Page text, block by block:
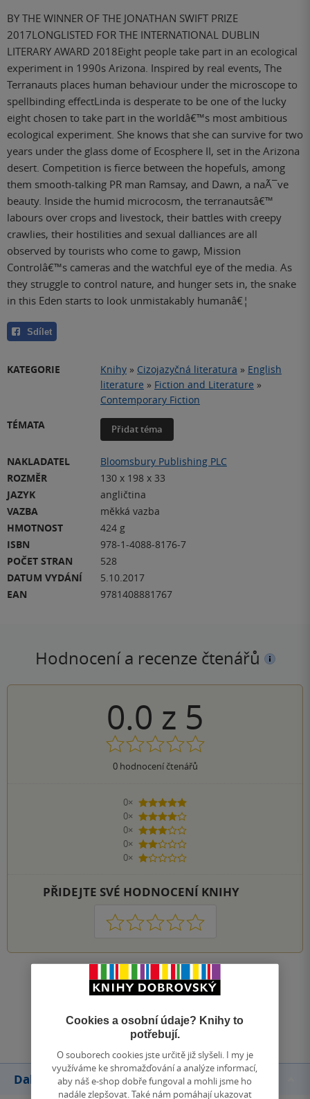
BY THE WINNER OF THE JONATHAN SWIFT PRIZE
2017LONGLISTED FOR THE INTERNATIONAL DUBLIN
LITERARY AWARD 2018Eight people take part in an ecological
experiment in 1990s Arizona. Inspired by real events, The
Terranauts places human behaviour under the microscope to
spellbinding effectLinda is desperate to be one of the lucky
eight chosen to take part in the worldâ€™s most ambitious
ecological experiment. She knows that she can survive for two
years under the glass dome of Ecosphere II, set in the Arizona
desert. Competition is fierce between the hopefuls, among
them smooth-talking PR man Ramsay, and Dawn, a naÃ¯ve
beauty. Inside the humid microcosm, the terranautsâ€™
labours over crops and livestock, their battles with creepy
crawlies, their hostilities and sexual dalliances are all
observed by tourists who come to gawp, Mission
Controlâ€™s cameras and the watchful eye of the media. As
they struggle to control nature, and hunger sets in, the snake
in this Eden starts to look unmistakably humanâ€¦
Sdílet
KATEGORIE Knihy » Cizojazyčná literatura » English
literature » Fiction and Literature »
Contemporary Fiction
TÉMATA
Přidat téma
NAKLADATEL
Bloomsbury Publishing PLC
ROZMĚR
130 x 198 x 33
JAZYK
angličtina
VAZBA
měkká vazba
HMOTNOST
424 g
ISBN
978-1-4088-8176-7
POČET STRAN
528
DATUM VYDÁNÍ
5.10.2017
EAN
9781408881767
Hodnocení a recenze čtenářů
0.0 z 5
0hodnocení čtenářů
0×
5 hvězdiček
0×
4 hvězdičky
0×
3 hvězdičky
0×
2 hvězdičky
0×
1 hvezdička
PŘIDEJTE SVÉ HODNOCENÍ KNIHY
1 2 3 4 5
Zobrazit všechna hodnocení
Přidat hodnocení
Další knihy autora
Cookies a osobní údaje? Knihy to
potřebují.
O souborech cookies jste určitě již slyšeli. I my je
využíváme ke shromažďování a analýze informací,
aby náš e-shop dobře fungoval a mohli jsme ho
nadále zlepšovat. Také nám pomáhají ukazovat